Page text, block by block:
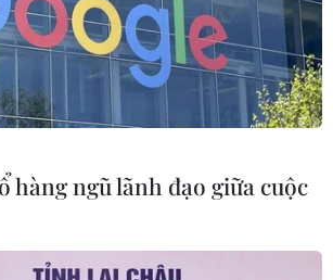
hàng ngũ lãnh đạo giữa cuộc